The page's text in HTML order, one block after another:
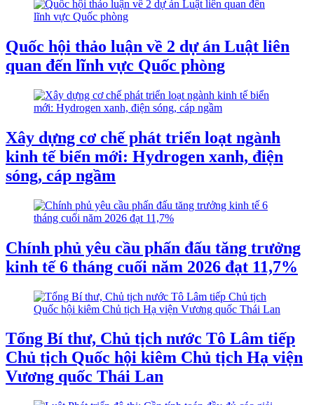
Quốc hội thảo luận về 2 dự án Luật liên
quan đến lĩnh vực Quốc phòng
Xây dựng cơ chế phát triển loạt ngành
kinh tế biển mới: Hydrogen xanh, điện
sóng, cáp ngầm
Chính phủ yêu cầu phấn đấu tăng trưởng
kinh tế 6 tháng cuối năm 2026 đạt 11,7%
Tổng Bí thư, Chủ tịch nước Tô Lâm tiếp
Chủ tịch Quốc hội kiêm Chủ tịch Hạ viện
Vương quốc Thái Lan